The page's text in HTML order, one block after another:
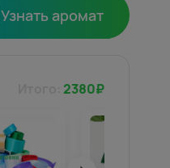
Узнать аромат
2380₽